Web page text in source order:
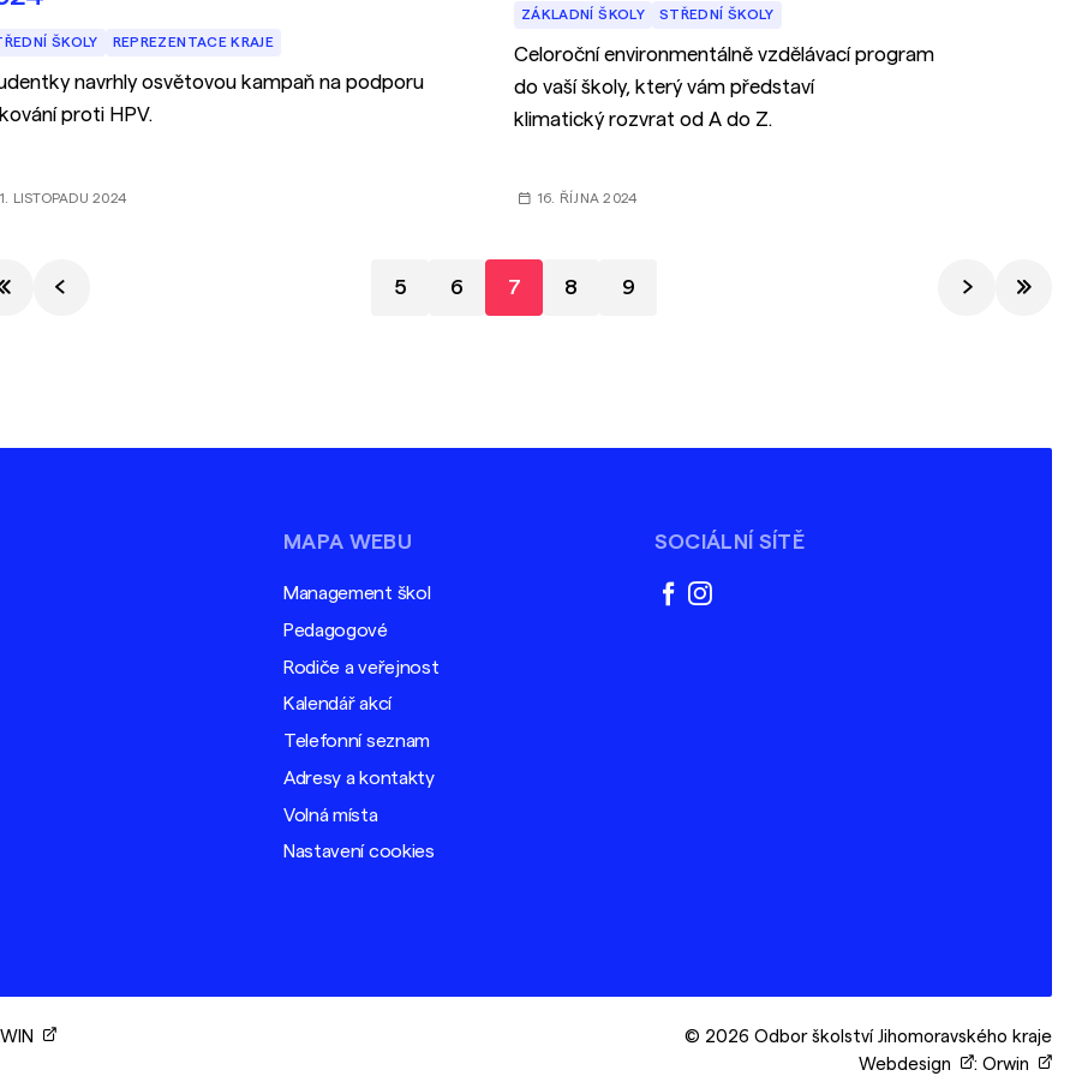
ŠKOLY REPREZENTACE KRAJE
navrhly osvětovou kampaň na podporu
proti HPV.
1. LISTOPADU 2024
ZÁKLADNÍ ŠKOLY STŘEDNÍ ŠKOLY
Celoroční environmentálně vzdělávací program
do vaší školy, který vám představí
klimatický rozvrat od A do Z.
16. ŘÍJNA 2024
5 6 7 8 9
MAPA WEBU
Management škol
Pedagogové
Rodiče a veřejnost
Kalendář akcí
Telefonní seznam
Adresy a kontakty
Volná místa
Nastavení cookies
SOCIÁLNÍ SÍTĚ
facebook
instagram
© 2026 Odbor školství Jihomoravského kraje
Webdesign
: Orwin